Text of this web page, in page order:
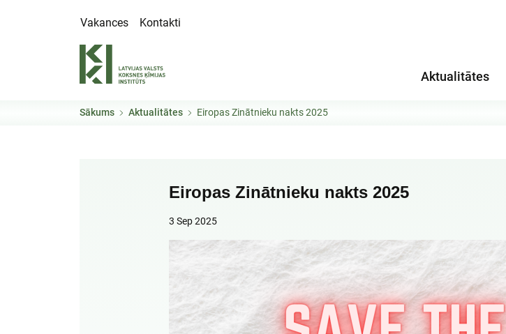
Vakances
Kontakti
Aktualitātes
Sākums Aktualitātes Eiropas Zinātnieku nakts 2025
Eiropas Zinātnieku nakts 2025
3 Sep 2025